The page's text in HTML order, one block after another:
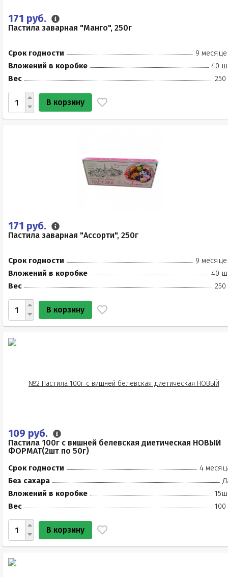
171 руб.
Пастила заварная "Манго", 250г
Срок годности
9
Вложений в коробке
40
Вес
250
В корзину
171 руб.
Пастила заварная "Ассорти", 250г
Срок годности
9
Вложений в коробке
40
Вес
250
В корзину
109 руб.
Пастила 100г с вишней белевская диетическая НОВЫЙ
ФОРМАТ(2шт по 50г)
Срок годности
4
Без сахара
Вложений в коробке
Вес
100
В корзину